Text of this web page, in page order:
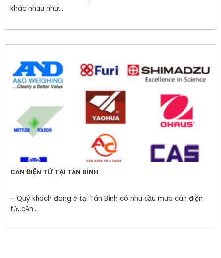
khác nhau như...
CÂN ĐIỆN TỬ TẠI TÂN BÌNH
– Quý khách đang ở tại Tân Bình có nhu cầu mua cân điện
tử, cần...